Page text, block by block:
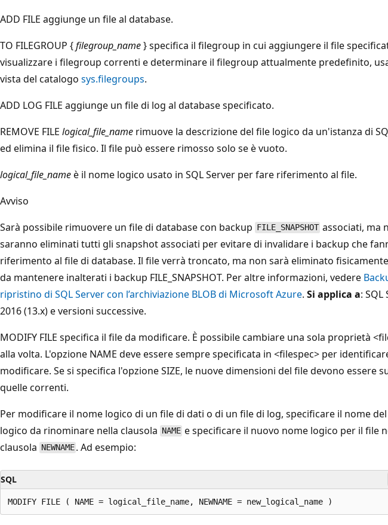
ADD FILE aggiunge un file al database.
TO FILEGROUP {filegroup_name} specifica il filegroup in cui aggiungere il file
visualizzare i filegroup correnti e determinare il filegroup attualmente predefinito,
vista del catalogo sys.filegroups.
ADD LOG FILE aggiunge un file di log al database specificato.
REMOVE FILE logical_file_name rimuove la descrizione del file logico da un'istanza di
ed elimina il file fisico. Il file può essere rimosso solo se è vuoto.
logical_file_nameè il nome logico usato in SQL Server per fare riferimento al file.
Avviso
Sarà possibile rimuovere un file di database con backup FILE_SNAPSHOT associati, ma
saranno eliminati tutti gli snapshot associati per evitare di invalidare i backup che
riferimento al file di database. Il file verrà troncato, ma non sarà eliminato
da mantenere inalterati i backup FILE_SNAPSHOT. Per altre informazioni, vedere
ripristino di SQL Server con l’archiviazione BLOB di Microsoft Azure. Si applica a: SQL
2016 (13.x) e versioni successive.
MODIFY FILE specifica il file da modificare. È possibile cambiare una sola proprietà
alla volta. L'opzione NAME deve essere sempre specificata in <filespec> per
modificare. Se si specifica l'opzione SIZE, le nuove dimensioni del file devono essere
quelle correnti.
Per modificare il nome logico di un file di dati o di un file di log, specificare il nome
logico da rinominare nella clausola NAME e specificare il nuovo nome logico per il file
clausola NEWNAME . Ad esempio:
SQL